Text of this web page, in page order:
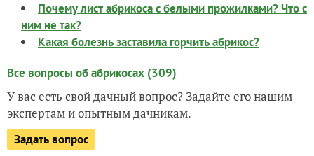
Почему лист абрикоса с белыми прожилками? Что с
ним не так?
Какая болезнь заставила горчить абрикос?
Все вопросы об абрикосах (309)
У вас есть свой дачный вопрос? Задайте его нашим
экспертам и опытным дачникам.
Задать вопрос